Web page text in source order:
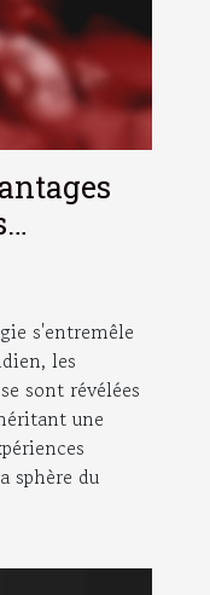
s'entremêle
les
sont révélées
une
sphère du